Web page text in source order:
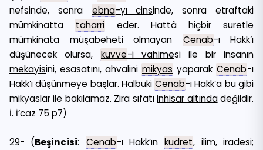
nefsinde, sonra ebna-yı cinsinde, sonra etraftaki
mümkinatta taharri
eder. Hattâ hiçbir suretle
mümkinata müşabeheti olmayan Cenab-ı Hakk’ı
düşünecek olursa, kuvve-i vahimesi ile bir insanın
mekayisini, esasatını, ahvalini mikyas yaparak Cenab-ı
Hakk’ı düşünmeye başlar. Halbuki Cenab-ı Hakk’a bu gibi
mikyaslar ile bakılamaz. Zira sıfatıinhisar altındadeğildir.
İ. İ’caz 75 p7)
29- (Beşincisi: Cenab-ı Hakk’ın kudret, ilim, iradesi;